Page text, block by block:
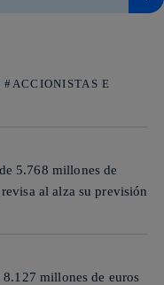
E
5.768 millones de
al alza su previsión
8.127 millones de euros